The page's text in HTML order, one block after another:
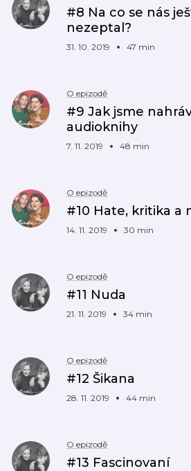
#8 Na co se nás
nezeptal?
31. 10. 2019 47 min
O epizodě
#9 Jak jsme
audioknihy
7. 11. 2019 48 min
O epizodě
#10 Hate, kritika a
14. 11. 2019 30 min
O epizodě
#11 Nuda
21. 11. 2019 34 min
O epizodě
#12 Šikana
28. 11. 2019 44 min
O epizodě
#13 Fascinovaní